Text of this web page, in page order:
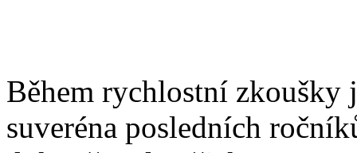
Během rychlostní
suveréna posledních